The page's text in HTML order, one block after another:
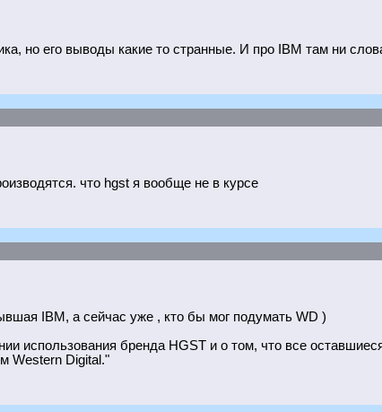
но его выводы какие то странные. И про IBM там ни
что hgst я вообще не в курсе
IBM, а сейчас уже , кто бы мог подумать WD )
использования бренда HGST и о том, что все
Western Digital."